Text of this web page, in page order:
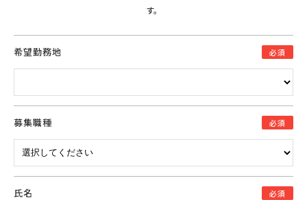
す。
希望勤務地 必須
募集職種 必須
氏名 必須